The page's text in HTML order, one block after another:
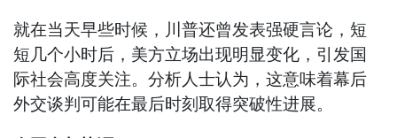
就在当天早些时候，川普还曾发表强硬言论，短
短几个小时后，美方立场出现明显变化，引发国
际社会高度关注。分析人士认为，这意味着幕后
外交谈判可能在最后时刻取得突破性进展。